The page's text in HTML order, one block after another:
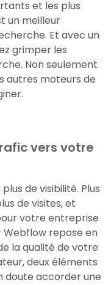
et les plus
un meilleur
Et avec un
grimper les
Non seulement
autres moteurs de
vers votre
de visibilité. Plus
de visites, et
votre entreprise
repose en
la qualité de votre
deux éléments
doute accorder une